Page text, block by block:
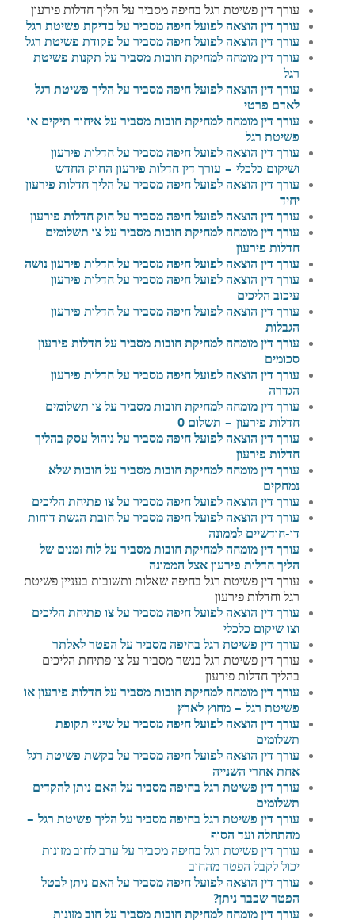
עורך דין פשיטת רגל בחיפה מסביר על הליך חדלות פירעון
עורך דין הוצאה לפועל חיפה מסביר על בדיקת פשיטת רגל
עורך דין הוצאה לפועל חיפה מסביר על פקודת פשיטת רגל
עורך דין מומחה למחיקת חובות מסביר על תקנות פשיטת
רגל
עורך דין הוצאה לפועל חיפה מסביר על הליך פשיטת רגל
לאדם פרטי
עורך דין מומחה למחיקת חובות מסביר על איחוד תיקים או
פשיטת רגל
עורך דין הוצאה לפועל חיפה מסביר על חדלות פירעון
ושיקום כלכלי – עורך דין חדלות פירעון החוק החדש
עורך דין הוצאה לפועל חיפה מסביר על הליך חדלות פירעון
יחיד
עורך דין הוצאה לפועל חיפה מסביר על חוק חדלות פירעון
עורך דין מומחה למחיקת חובות מסביר על צו תשלומים
חדלות פירעון
עורך דין הוצאה לפועל חיפה מסביר על חדלות פירעון נושה
עורך דין הוצאה לפועל חיפה מסביר על חדלות פירעון
עיכוב הליכים
עורך דין הוצאה לפועל חיפה מסביר על חדלות פירעון
הגבלות
עורך דין מומחה למחיקת חובות מסביר על חדלות פירעון
סכומים
עורך דין הוצאה לפועל חיפה מסביר על חדלות פירעון
הגדרה
עורך דין מומחה למחיקת חובות מסביר על צו תשלומים
חדלות פירעון – תשלום 0
עורך דין הוצאה לפועל חיפה מסביר על ניהול עסק בהליך
חדלות פירעון
עורך דין מומחה למחיקת חובות מסביר על חובות שלא
נמחקים
עורך דין הוצאה לפועל חיפה מסביר על צו פתיחת הליכים
עורך דין הוצאה לפועל חיפה מסביר על חובת הגשת דוחות
דו-חודשיים לממונה
עורך דין מומחה למחיקת חובות מסביר על לוח זמנים של
הליך חדלות פירעון אצל הממונה
עורך דין פשיטת רגל בחיפה שאלות ותשובות בעניין פשיטת
רגל וחדלות פירעון
עורך דין הוצאה לפועל חיפה מסביר על צו פתיחת הליכים
וצו שיקום כלכלי
עורך דין פשיטת רגל בחיפה מסביר על הפטר לאלתר
עורך דין פשיטת רגל בנשר מסביר על צו פתיחת הליכים
בהליך חדלות פירעון
עורך דין מומחה למחיקת חובות מסביר על חדלות פירעון או
פשיטת רגל – מחוץ לארץ
עורך דין הוצאה לפועל חיפה מסביר על שינוי תקופת
תשלומים
עורך דין הוצאה לפועל חיפה מסביר על בקשת פשיטת רגל
אחת אחרי השנייה
עורך דין פשיטת רגל בחיפה מסביר על האם ניתן להקדים
תשלומים
עורך דין פשיטת רגל בחיפה מסביר על הליך פשיטת רגל –
מהתחלה ועד הסוף
עורך דין פשיטת רגל בחיפה מסביר על ערב לחוב מזונות
יכול לקבל הפטר מהחוב
עורך דין הוצאה לפועל חיפה מסביר על האם ניתן לבטל
הפטר שכבר ניתן?
עורך דין מומחה למחיקת חובות מסביר על חוב מזונות